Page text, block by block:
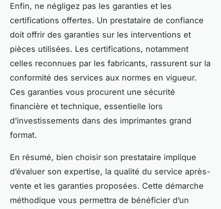
Enfin, ne négligez pas les garanties et les
certifications offertes. Un prestataire de confiance
doit offrir des garanties sur les interventions et
pièces utilisées. Les certifications, notamment
celles reconnues par les fabricants, rassurent sur la
conformité des services aux normes en vigueur.
Ces garanties vous procurent une sécurité
financière et technique, essentielle lors
d’investissements dans des imprimantes grand
format.
En résumé, bien choisir son prestataire implique
d’évaluer son expertise, la qualité du service après-
vente et les garanties proposées. Cette démarche
méthodique vous permettra de bénéficier d’un